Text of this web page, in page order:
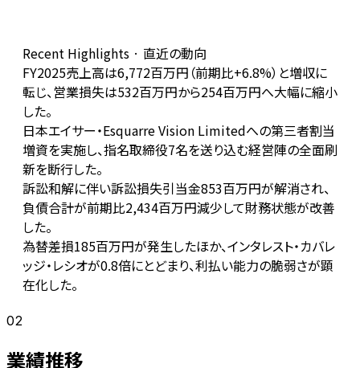
Recent Highlights · 直近の動向
FY2025売上高は6,772百万円（前期比+6.8%）と増収に
転じ、営業損失は532百万円から254百万円へ大幅に縮小
した。
日本エイサー・Esquarre Vision Limitedへの第三者割当
増資を実施し、指名取締役7名を送り込む経営陣の全面刷
新を断行した。
訴訟和解に伴い訴訟損失引当金853百万円が解消され、
負債合計が前期比2,434百万円減少して財務状態が改善
した。
為替差損185百万円が発生したほか、インタレスト・カバレ
ッジ・レシオが0.8倍にとどまり、利払い能力の脆弱さが顕
在化した。
02
業績推移